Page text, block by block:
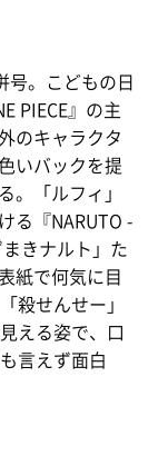
号。こどもの日
PIECE』の主
のキャラクタ
いバックを提
。「ルフィ」
る『NARUTO -
きナルト」た
紙で何気に目
殺せんせー」
える姿で、口
言えず面白